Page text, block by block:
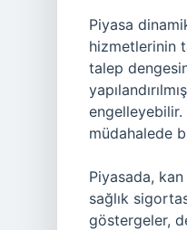
Piyasa
hizmetlerinin
talep
müdahalede
Piyasada,
sağlık
göstergeler,